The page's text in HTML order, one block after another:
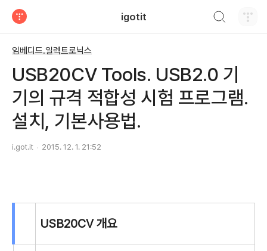
igotit
임베디드.일렉트로닉스
USB20CV Tools. USB2.0 기
기의 규격 적합성 시험 프로그램.
설치, 기본사용법.
i.got.it 2015. 12. 1. 21:52
USB20CV 개요